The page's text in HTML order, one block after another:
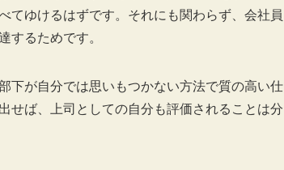
てゆけるはずです。それにも関わらず、会社員
するためです。
下が自分では思いもつかない方法で質の高い仕
せば、上司としての自分も評価されることは分